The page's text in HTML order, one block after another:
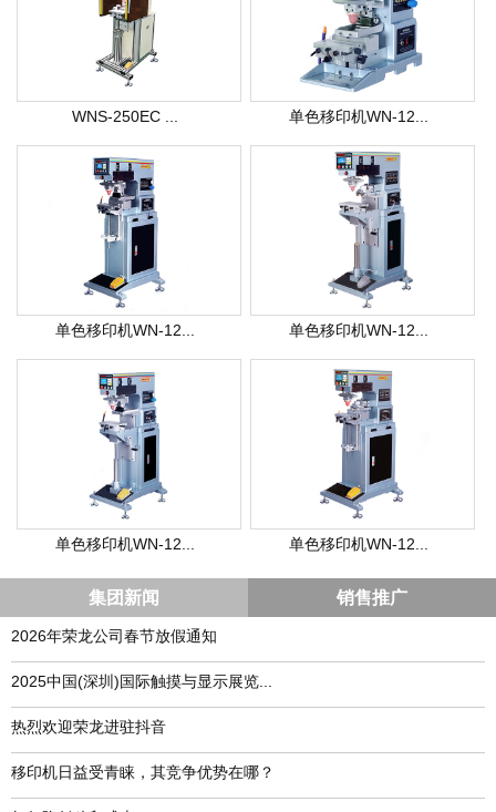
WNS-250EC ... 单色移印机WN-12...
单色移印机WN-12... 单色移印机WN-12...
单色移印机WN-12... 单色移印机WN-12...
集团新闻 销售推广
2026年荣龙公司春节放假通知
​2025中国(深圳)国际触摸与显示展览...
热烈欢迎荣龙进驻抖音
移印机日益受青睐，其竞争优势在哪？